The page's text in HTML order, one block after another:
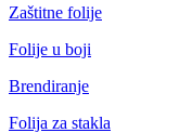
Zaštitne folije
Folije u boji
Brendiranje
Folija za stakla